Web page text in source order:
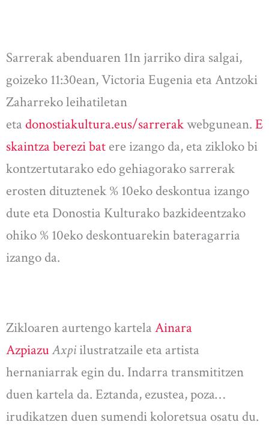
Sarrerak abenduaren 11n jarriko dira salgai,
goizeko 11:30ean, Victoria Eugenia eta Antzoki
Zaharreko leihatiletan
eta donostiakultura.eus/sarrerakwebgunean. E
skaintza berezi bat ere izango da, eta zikloko bi
kontzertutarako edo gehiagorako sarrerak
erosten dituztenek % 10eko deskontua izango
dute eta Donostia Kulturako bazkideentzako
ohiko % 10eko deskontuarekin bateragarria
izango da.
Zikloaren aurtengo kartela Ainara
AzpiazuAxpi ilustratzaile eta artista
hernaniarrak egin du. Indarra transmititzen
duen kartela da. Eztanda, ezustea, poza…
irudikatzen duen sumendi koloretsua osatu du.